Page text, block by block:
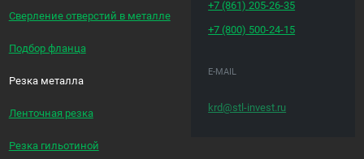
Сверление отверстий в металле
Подбор фланца
Резка металла
Ленточная резка
Резка гильотиной
+7 (861)205-26-35
+7 (800) 500-24-15
E-MAIL
krd@stl-invest.ru